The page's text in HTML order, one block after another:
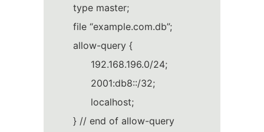
type master;
file “example.com.db”;
allow-query {
192.168.196.0/24;
2001:db8::/32;
localhost;
} // end of allow-query